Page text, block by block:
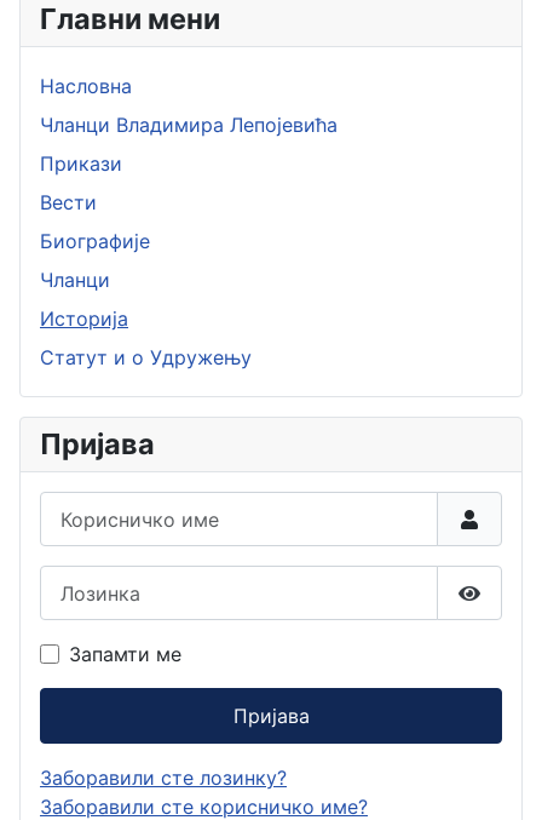
Главни мени
Насловна
Чланци Владимира Лепојевића
Прикази
Вести
Биографије
Чланци
Историја
Статут и о Удружењу
Пријава
Запамти ме
Пријава
Заборавили сте лозинку?
Заборавили сте корисничко име?